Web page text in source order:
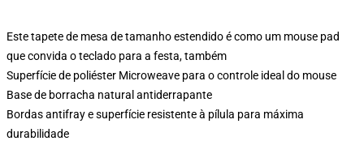
Este tapete de mesa de tamanho estendido é como um mouse pad
que convida o teclado para a festa, também
Superfície de poliéster Microweave para o controle ideal do mouse
Base de borracha natural antiderrapante
Bordas antifray e superfície resistente à pílula para máxima
durabilidade